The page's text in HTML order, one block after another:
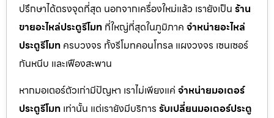
ปรึกษาได้ตรงจุดที่สุด นอกจากเครื่องใหม่แล้ว เรายังเป็น ร้าน
ขายอะไหล่ประตูรีโมท ที่ใหญ่ที่สุดในภูมิภาค จำหน่ายอะไหล่
ประตูรีโมท ครบวงจร ทั้งรีโมทคอนโทรล แผงวงจร เซนเซอร์
กันหนีบ และเฟืองสะพาน
หากมอเตอร์ตัวเก่ามีปัญหา เราไม่เพียงแค่ จำหน่ายมอเตอร์
ประตูรีโมท เท่านั้น แต่เรายังมีบริการ รับเปลี่ยนมอเตอร์ประตู